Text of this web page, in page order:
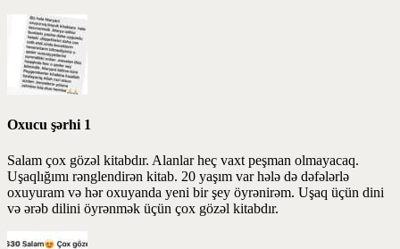
Oxucu şərhi 1
Salam çox gözəl kitabdır. Alanlar heç vaxt peşman olmayacaq.
Uşaqlığımı rənglendirən kitab. 20 yaşım var hələ də dəfələrlə
oxuyuram və hər oxuyanda yeni bir şey öyrənirəm. Uşaq üçün dini
və ərəb dilini öyrənmək üçün çox gözəl kitabdır.